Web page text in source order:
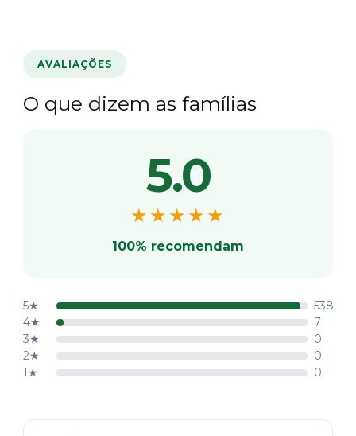
AVALIAÇÕES
O que dizem as famílias
5.0
★★★★★
100% recomendam
5★
538
4★
7
3★
0
2★
0
1★
0